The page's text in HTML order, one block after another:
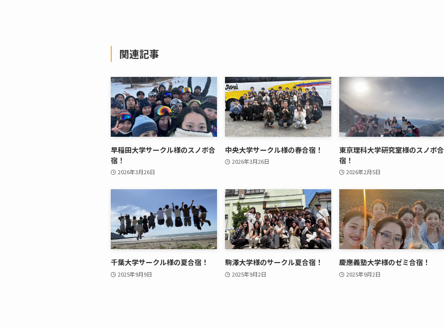
関連記事
早稲田大学サークル様のスノボ合
宿！
2026年3月26日
中央大学サークル様の春合宿！
2026年3月26日
東京理科大学研究室様のスノボ合
宿！
2026年2月5日
千葉大学サークル様の夏合宿！
2025年9月9日
駒澤大学様のサークル夏合宿！
2025年9月2日
慶應義塾大学様のゼミ合宿！
2025年9月2日